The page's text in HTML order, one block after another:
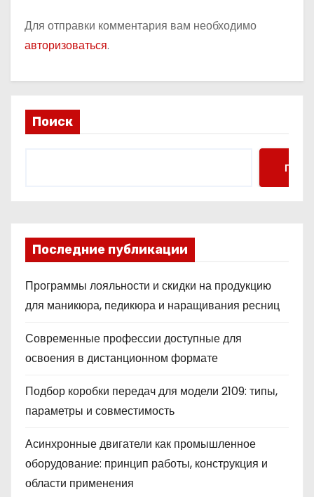
Для отправки комментария вам необходимо
авторизоваться.
Поиск
Поиск
Последние публикации
Программы лояльности и скидки на продукцию
для маникюра, педикюра и наращивания ресниц
Современные профессии доступные для
освоения в дистанционном формате
Подбор коробки передач для модели 2109: типы,
параметры и совместимость
Асинхронные двигатели как промышленное
оборудование: принцип работы, конструкция и
области применения